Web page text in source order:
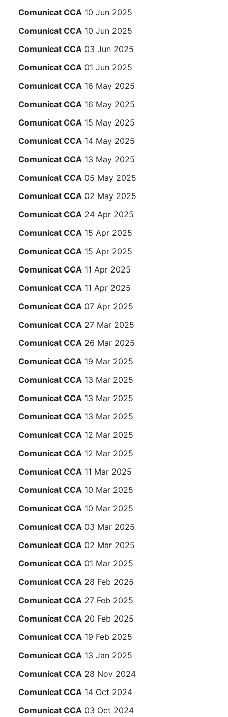
Comunicat CCA 10 Jun 2025
Comunicat CCA 10 Jun 2025
Comunicat CCA 03 Jun 2025
Comunicat CCA 01 Jun 2025
Comunicat CCA 16 May 2025
Comunicat CCA 16 May 2025
Comunicat CCA 15 May 2025
Comunicat CCA 14 May 2025
Comunicat CCA 13 May 2025
Comunicat CCA 05 May 2025
Comunicat CCA 02 May 2025
Comunicat CCA 24 Apr 2025
Comunicat CCA 15 Apr 2025
Comunicat CCA 15 Apr 2025
Comunicat CCA 11 Apr 2025
Comunicat CCA 11 Apr 2025
Comunicat CCA 07 Apr 2025
Comunicat CCA 27 Mar 2025
Comunicat CCA 26 Mar 2025
Comunicat CCA 19 Mar 2025
Comunicat CCA 13 Mar 2025
Comunicat CCA 13 Mar 2025
Comunicat CCA 13 Mar 2025
Comunicat CCA 12 Mar 2025
Comunicat CCA 12 Mar 2025
Comunicat CCA 11 Mar 2025
Comunicat CCA 10 Mar 2025
Comunicat CCA 10 Mar 2025
Comunicat CCA 03 Mar 2025
Comunicat CCA 02 Mar 2025
Comunicat CCA 01 Mar 2025
Comunicat CCA 28 Feb 2025
Comunicat CCA 27 Feb 2025
Comunicat CCA 20 Feb 2025
Comunicat CCA 19 Feb 2025
Comunicat CCA 13 Jan 2025
Comunicat CCA 28 Nov 2024
Comunicat CCA 14 Oct 2024
Comunicat CCA 03 Oct 2024